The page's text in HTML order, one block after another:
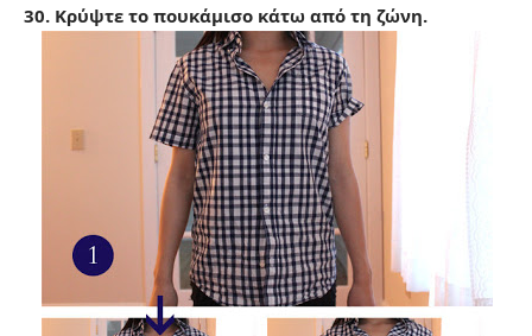
30. Κρύψτε το πουκάμισο κάτω από τη ζώνη.